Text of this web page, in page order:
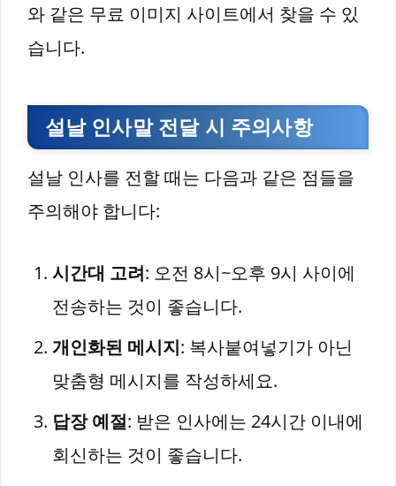
와 같은 무료 이미지 사이트에서 찾을 수 있
습니다.
설날 인사말 전달 시 주의사항
설날 인사를 전할 때는 다음과 같은 점들을
주의해야 합니다:
시간대 고려: 오전 8시~오후 9시 사이에
전송하는 것이 좋습니다.
개인화된 메시지: 복사붙여넣기가 아닌
맞춤형 메시지를 작성하세요.
답장 예절: 받은 인사에는 24시간 이내에
회신하는 것이 좋습니다.